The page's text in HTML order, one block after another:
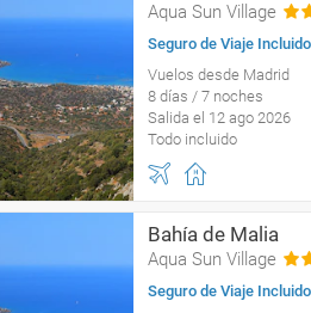
Aqua Sun Village
Seguro de Viaje Incluido
Vuelos desde Madrid
8 días / 7 noches
Salida el 12 ago 2026
Todo incluido
Bahía de Malia
Aqua Sun Village
Seguro de Viaje Incluido